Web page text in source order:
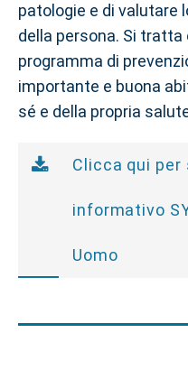
patologie e di valutare
della persona. Si tratta
programma di
importante e buona
sé e della propria
Clicca qui
informativo
Uomo